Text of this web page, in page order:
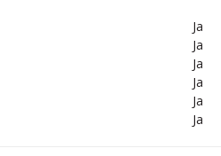
Ja
Ja
Ja
Ja
Ja
Ja